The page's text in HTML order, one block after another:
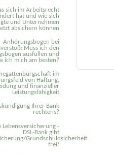
sich im Arbeitsrecht
hat und wie sich
und Unternehmen
absichern können
Anhörungsbogen bei
Muss ich den
ausfüllen und
ich mich am besten?
im
von Haftung,
und finanzieller
Leistungsfähigkeit
Ihrer Bank
rechtens?
Lebensversicherung -
DSL-Bank gibt
Grundschuldsicherheit
frei!